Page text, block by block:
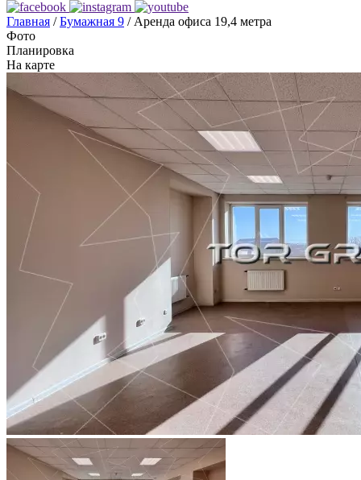
Главная /Бумажная 9 / Аренда офиса 19,4 метра
Фото
Планировка
На карте